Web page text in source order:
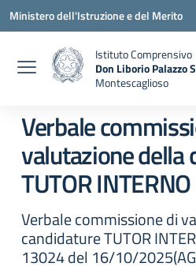
Vai ai contenuti
Vai al menu di navigazione
Vai al footer
Ministero dell'Istruzione e del Merito
Istituto Comprensivo
Don Liborio Palazzo
Montescaglioso
Verbale
valutazione della
TUTOR INTERNO
Verbale commissione di
candidature TUTOR
13024 del 16/10/